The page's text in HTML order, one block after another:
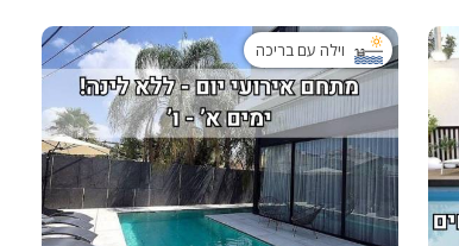
וילה עם בריכה